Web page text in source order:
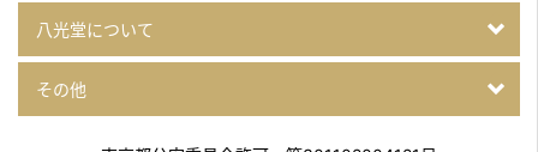
八光堂について
その他